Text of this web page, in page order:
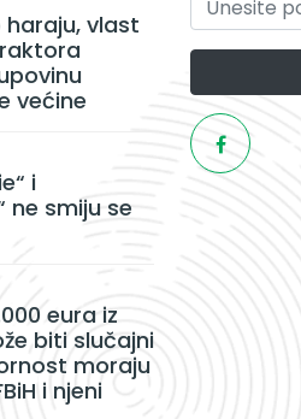
haraju, vlast
većine
i
ne smiju se
eura iz
biti slučajni
moraju
i njeni